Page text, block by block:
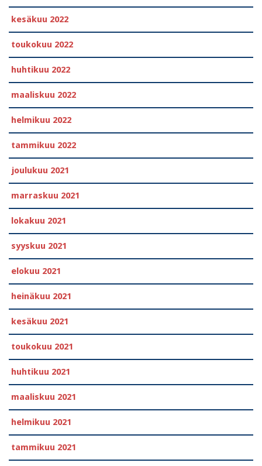
kesäkuu 2022
toukokuu 2022
huhtikuu 2022
maaliskuu 2022
helmikuu 2022
tammikuu 2022
joulukuu 2021
marraskuu 2021
lokakuu 2021
syyskuu 2021
elokuu 2021
heinäkuu 2021
kesäkuu 2021
toukokuu 2021
huhtikuu 2021
maaliskuu 2021
helmikuu 2021
tammikuu 2021